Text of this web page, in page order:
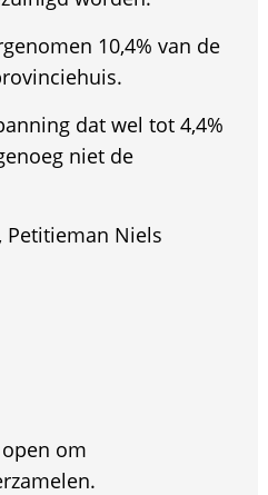
10,4% van de
dat wel tot 4,4%
niet de
Petitieman Niels
om